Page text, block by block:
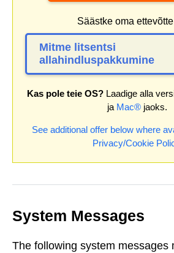
Säästke oma
Mitme litsentsi
allahindluspakkumine
Kas pole teie OS? Laadige alla
ja Mac® jaoks.
See additional offer below where
Privacy/Cookie
System Messages
The following system messages